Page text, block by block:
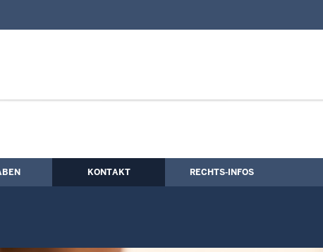
Kontaktformular
KONTAKT RECHTS-INFOS